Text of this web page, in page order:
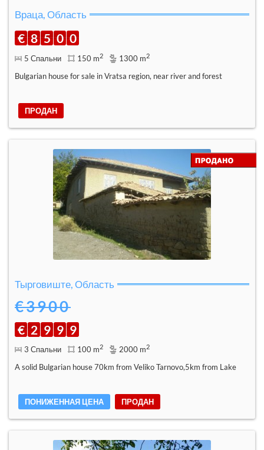
Враца, Область
€ 8 5 0 0
5 Спальни 150 m2 1300 m2
Bulgarian house for sale in Vratsa region, near river and forest
ПРОДАН
Тырговиште, Область
€3900
€ 2 9 9 9
3 Спальни 100 m2 2000 m2
A solid Bulgarian house 70km from Veliko Tarnovo,5km from Lake
ПОНИЖЕННАЯ ЦЕНА ПРОДАН